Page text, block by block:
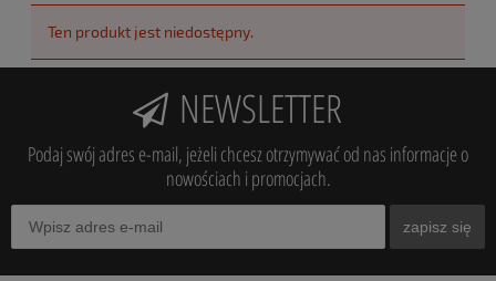
Ten produkt jest niedostępny.
NEWSLETTER
Podaj swój adres e-mail, jeżeli chcesz otrzymywać od nas informacje o
nowościach i promocjach.
zapisz się